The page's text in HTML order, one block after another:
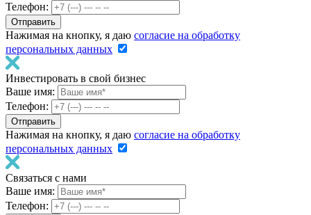
Телефон:
Нажимая на кнопку, я даю согласие на обработку
персональных данных
Инвестировать в свой бизнес
Ваше имя:
Телефон:
Нажимая на кнопку, я даю согласие на обработку
персональных данных
Связаться с нами
Ваше имя:
Телефон: